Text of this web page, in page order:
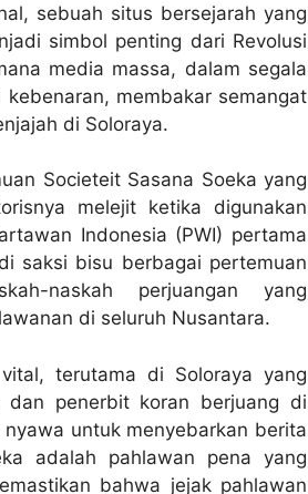
sebuah situs bersejarah yang
simbol penting dari Revolusi
media massa, dalam segala
membakar semangat
di Soloraya.
Societeit Sasana Soeka yang
melejit ketika digunakan
Indonesia (PWI) pertama
saksi bisu berbagai pertemuan
naskah perjuangan yang
di seluruh Nusantara.
terutama di Soloraya yang
dan penerbit koran berjuang di
untuk menyebarkan berita
adalah pahlawan pena yang
bahwa jejak pahlawan